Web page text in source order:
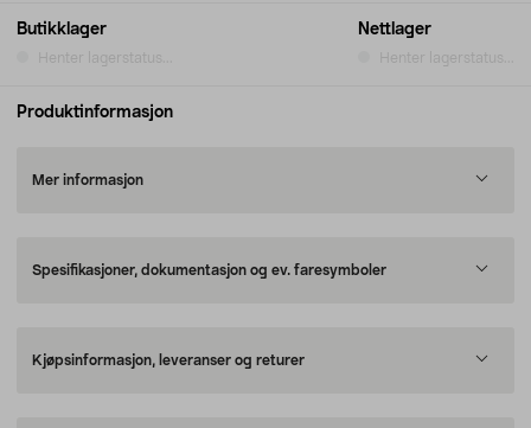
Butikklager
Henter lagerstatus...
Nettlager
Henter lagerstatus...
Produktinformasjon
Mer informasjon
Spesifikasjoner, dokumentasjon og ev. faresymboler
Kjøpsinformasjon, leveranser og returer